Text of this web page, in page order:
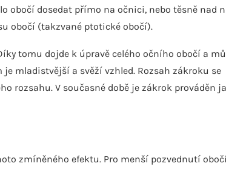
obočí dosedat přímo na očnici, nebo těsně nad
obočí (takzvané ptotické obočí).
tomu dojde k úpravě celého očního obočí a
mladistvější a svěží vzhled. Rozsah zákroku se
rozsahu. V současné době je zákrok prováděn
zmíněného efektu. Pro menší pozvednutí